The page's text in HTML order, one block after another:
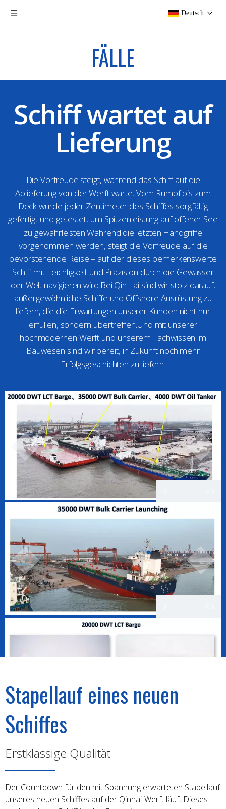
Deutsch
FÄLLE
Schiff wartet auf
Lieferung
Die Vorfreude steigt, während das Schiff auf die
Ablieferung von der Werft wartet.Vom Rumpf bis zum
Deck wurde jeder Zentimeter des Schiffes sorgfältig
gefertigt und getestet, um Spitzenleistung auf offener See
zu gewährleisten.Während die letzten Handgriffe
vorgenommen werden, steigt die Vorfreude auf die
bevorstehende Reise – auf der dieses bemerkenswerte
Schiff mit Leichtigkeit und Präzision durch die Gewässer
der Welt navigieren wird.Bei QinHai sind wir stolz darauf,
außergewöhnliche Schiffe und Offshore-Ausrüstung zu
liefern, die die Erwartungen unserer Kunden nicht nur
erfüllen, sondern übertreffen.Und mit unserer
hochmodernen Werft und unserem Fachwissen im
Bauwesen sind wir bereit, in Zukunft noch mehr
Erfolgsgeschichten zu liefern.
01
Stapellauf eines neuen
Schiffes
Erstklassige Qualität
Der Countdown für den mit Spannung erwarteten Stapellauf
unseres neuen Schiffes auf der Qinhai-Werft läuft.Dieses